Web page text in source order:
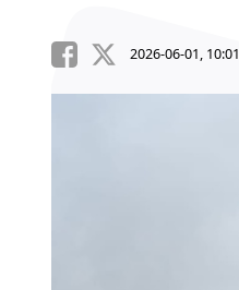
2026-06-01,